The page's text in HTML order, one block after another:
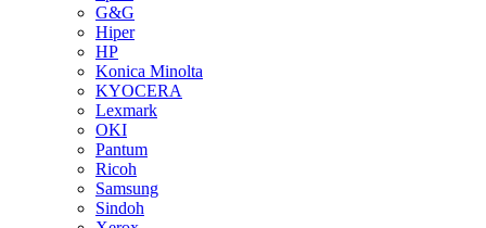
G&G
Hiper
HP
Konica Minolta
KYOCERA
Lexmark
OKI
Pantum
Ricoh
Samsung
Sindoh